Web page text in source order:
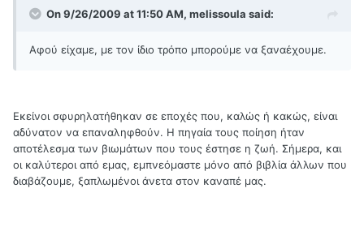
On 9/26/2009 at 11:50 AM, melissoula said:
Αφού είχαμε, με τον ίδιο τρόπο μπορούμε να ξαναέχουμε.
Εκείνοι σφυρηλατήθηκαν σε εποχές που, καλώς ή κακώς, είναι
αδύνατον να επαναληφθούν. Η πηγαία τους ποίηση ήταν
αποτέλεσμα των βιωμάτων που τους έστησε η ζωή. Σήμερα, και
οι καλύτεροι από εμας, εμπνεόμαστε μόνο από βιβλία άλλων που
διαβάζουμε, ξαπλωμένοι άνετα στον καναπέ μας.